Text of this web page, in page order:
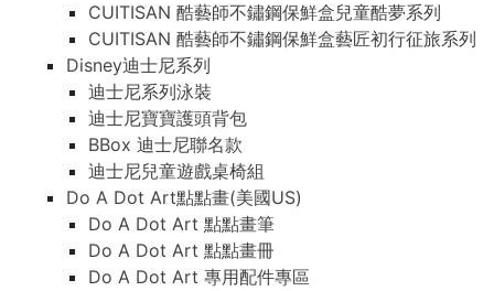
CUITISAN 酷藝師不鏽鋼保鮮盒兒童酷夢系列
CUITISAN 酷藝師不鏽鋼保鮮盒藝匠初行征旅系列
Disney迪士尼系列
迪士尼系列泳裝
迪士尼寶寶護頭背包
BBox 迪士尼聯名款
迪士尼兒童遊戲桌椅組
Do A Dot Art點點畫(美國US)
Do A Dot Art 點點畫筆
Do A Dot Art 點點畫冊
Do A Dot Art 專用配件專區